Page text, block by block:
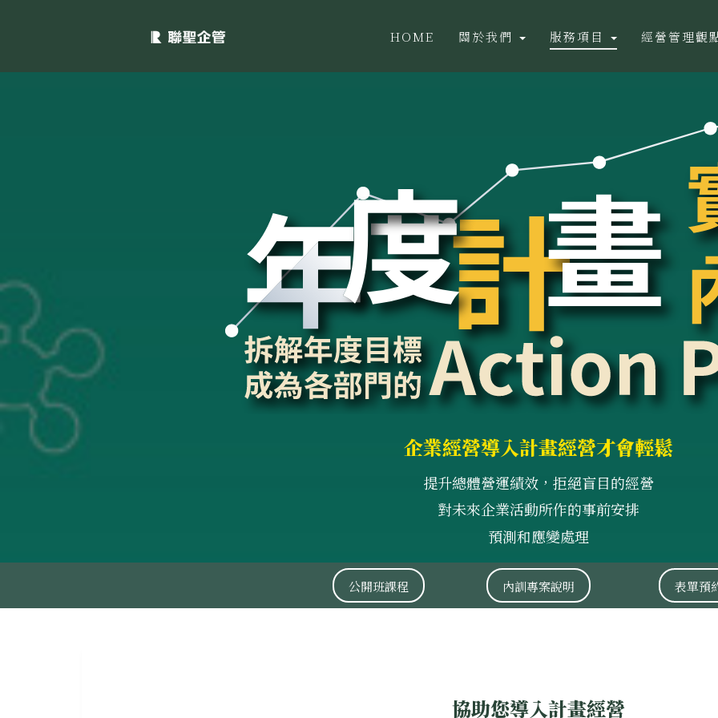
HOME 關於我們 服務項目 經營管理觀
企業經營導入計畫經營才會輕鬆
提升總體營運績效，拒絕盲目的經營
對未來企業活動所作的事前安排
預測和應變處理
公開班課程 內訓專案說明 表單預
協助您導入計畫經營